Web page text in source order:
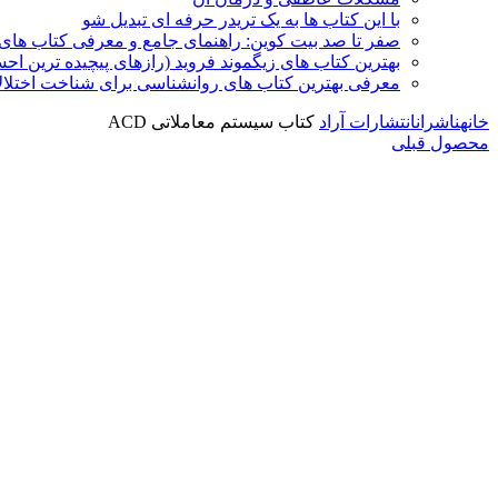
با این کتاب ها به یک تریدر حرفه ای تبدیل شو
صفر تا صد بیت کوین: راهنمای جامع و معرفی کتاب های
بهترین کتاب های زیگموند فروید (رازهای پیچیده ترین
معرفی بهترین کتاب های روانشناسی برای شناخت
خانهناشرانانتشارات آراد کتاب سیستم معاملاتی ACD
محصول قبلی